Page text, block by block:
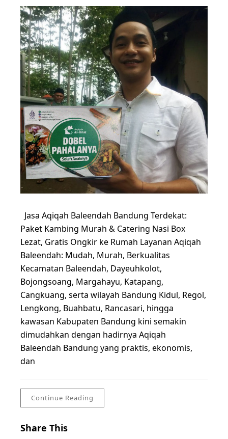
Jasa Aqiqah Baleendah Bandung Terdekat:
Paket Kambing Murah & Catering Nasi Box
Lezat, Gratis Ongkir ke Rumah Layanan Aqiqah
Baleendah: Mudah, Murah, Berkualitas
Kecamatan Baleendah, Dayeuhkolot,
Bojongsoang, Margahayu, Katapang,
Cangkuang, serta wilayah Bandung Kidul, Regol,
Lengkong, Buahbatu, Rancasari, hingga
kawasan Kabupaten Bandung kini semakin
dimudahkan dengan hadirnya Aqiqah
Baleendah Bandung yang praktis, ekonomis,
dan
Continue Reading
Share This